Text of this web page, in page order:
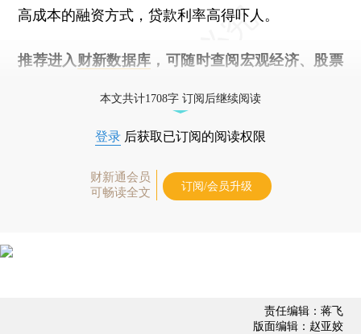
高成本的融资方式，贷款利率高得吓人。
推荐进入 财新数据库 ，可随时查阅宏观经济、股票
本文共计1708字 订阅后继续阅读
登录 后获取已订阅的阅读权限
财新通会员
可畅读全文
订阅/会员升级
责任编辑：蒋飞
版面编辑：赵亚姣